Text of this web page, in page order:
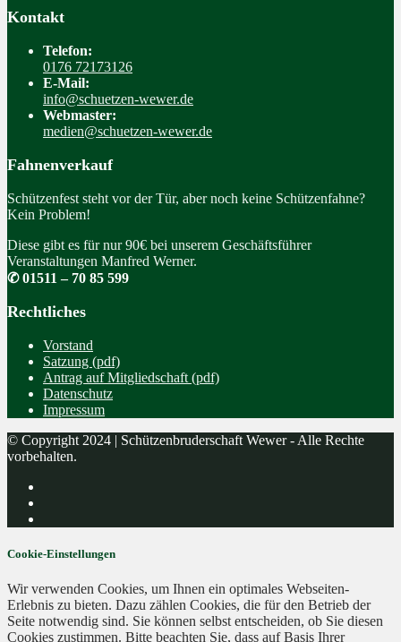
Kontakt
Telefon:
0176 72173126
E-Mail:
info@schuetzen-wewer.de
Webmaster:
medien@schuetzen-wewer.de
Fahnenverkauf
Schützenfest steht vor der Tür, aber noch keine Schützenfahne?
Kein Problem!
Diese gibt es für nur 90€ bei unserem Geschäftsführer
Veranstaltungen Manfred Werner.
✆ 01511 – 70 85 599
Rechtliches
Vorstand
Satzung (pdf)
Antrag auf Mitgliedschaft (pdf)
Datenschutz
Impressum
© Copyright 2024 | Schützenbruderschaft Wewer - Alle Rechte
vorbehalten.
Cookie-Einstellungen
Wir verwenden Cookies, um Ihnen ein optimales Webseiten-
Erlebnis zu bieten. Dazu zählen Cookies, die für den Betrieb der
Seite notwendig sind. Sie können selbst entscheiden, ob Sie diesen
Cookies zustimmen. Bitte beachten Sie, dass auf Basis Ihrer